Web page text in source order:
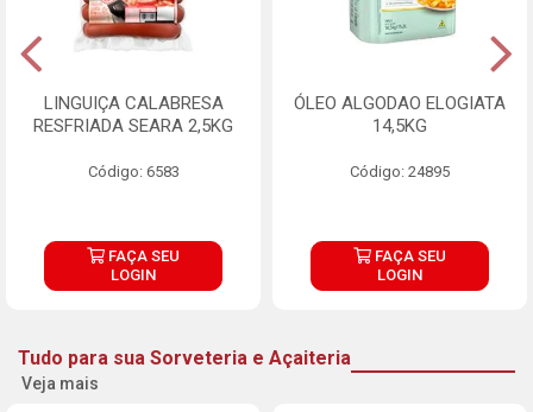
LINGUIÇA CALABRESA
RESFRIADA SEARA 2,5KG
Código: 6583
FAÇA SEU
LOGIN
ÓLEO ALGODAO ELOGIATA
14,5KG
Código: 24895
FAÇA SEU
LOGIN
Tudo para sua Sorveteria e Açaiteria
Veja mais